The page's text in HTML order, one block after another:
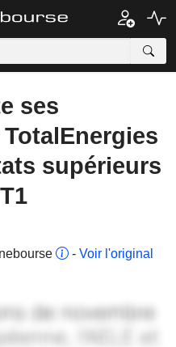
ses
supérieurs
- Voir l'original